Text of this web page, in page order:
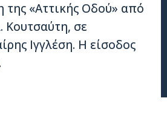
της «Αττικής Οδού» από
Κουτσαύτη, σε
Ιγγλέση. Η είσοδος